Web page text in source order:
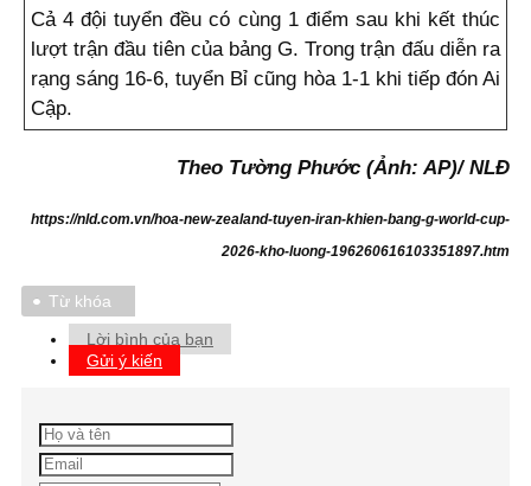
Cả 4 đội tuyển đều có cùng 1 điểm sau khi kết thúc
lượt trận đầu tiên của bảng G. Trong trận đấu diễn ra
rạng sáng 16-6, tuyển Bỉ cũng hòa 1-1 khi tiếp đón Ai
Cập.
Theo Tường Phước (Ảnh: AP)/ NLĐ
https://nld.com.vn/hoa-new-zealand-tuyen-iran-khien-bang-g-world-cup-
2026-kho-luong-196260616103351897.htm
Từ khóa
Lời bình của bạn
Gửi ý kiến